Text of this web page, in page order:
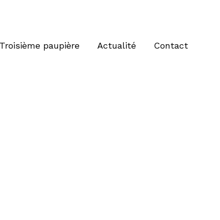
Troisième paupière Actualité Contact